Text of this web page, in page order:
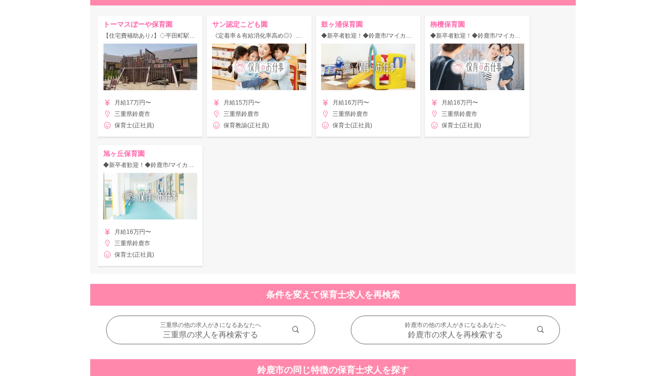
トーマスぼーや保育園
【住宅費補助あり♪】◇平田町駅◇ユニークな保育内容と個性あふれる課外教室を取り入れている保育園！マイカーOK♪
月給17万円〜
三重県鈴鹿市
保育士(正社員)
サン認定こども園
《定着率＆有給消化率高め◎》◆マイカー通勤OK◎経験不問☆残業ほとんどなし♪定員120名の認定こども園！
月給15万円〜
三重県鈴鹿市
保育教諭(正社員)
鼓ヶ浦保育園
◆新卒者歓迎！◆鈴鹿市/マイカー通勤OK＆駐車場無料◎賞与4ヶ月★広々園庭あり♪豊かな自然環境に恵まれた保育園！
月給16万円〜
三重県鈴鹿市
保育士(正社員)
栴檀保育園
◆新卒者歓迎！◆鈴鹿市/マイカー通勤OK＆駐車場無料◎賞与4ヶ月★薄着保育で体力づくりを目指します！
月給16万円〜
三重県鈴鹿市
保育士(正社員)
旭ヶ丘保育園
◆新卒者歓迎！◆鈴鹿市/マイカー通勤OK＆駐車場無料◎賞与4ヶ月★住宅街の中で自然を身近に感じられます♪
月給16万円〜
三重県鈴鹿市
保育士(正社員)
条件を変えて保育士求人を再検索
三重県の他の求人がきになるあなたへ
三重県の求人を再検索する
鈴鹿市の他の求人がきになるあなたへ
鈴鹿市の求人を再検索する
鈴鹿市の同じ特徴の保育士求人を探す